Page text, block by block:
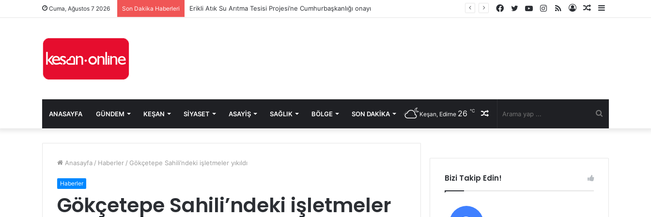
Cuma, Ağustos 7 2026 Son Dakika Haberleri Erikli Atık Su Arıtma Tesisi Projesi’ne Cumhurbaşkanlığı onayı
Kenar
Rastgele
Kayıt
RSS
Instagram
YouTube
Twitter
Facebook
ANASAYFA GÜNDEM KEŞAN SIYASET ASAYIŞ SAĞLIK BÖLGE SON DAKIKA Rastgele
Keşan, Edirne 26 ℃
Anasayfa / Haberler / Gökçetepe Sahili’ndeki işletmeler yıkıldı
Haberler
Gökçetepe Sahili’ndeki işletmeler
Bizi Takip Edin!